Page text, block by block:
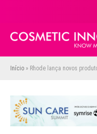
Início » Rhode lança novos